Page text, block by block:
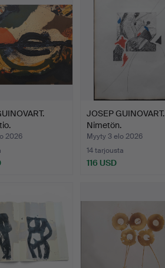
2026
JOSEP GUINOVART.
Nimetön.
Myyty 3 elo 2026
14 tarjousta
116 USD